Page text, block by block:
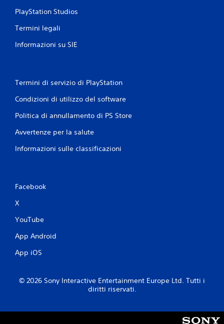
PlayStation Studios
Termini legali
Informazioni su SIE
Termini di servizio di PlayStation
Condizioni di utilizzo del software
Politica di annullamento di PS Store
Avvertenze per la salute
Informazioni sulle classificazioni
Facebook
X
YouTube
App Android
App iOS
© 2026 Sony Interactive Entertainment Europe Ltd. Tutti i
diritti riservati.